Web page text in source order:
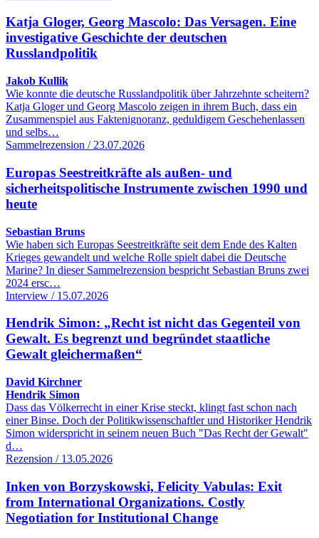
Katja Gloger, Georg Mascolo: Das Versagen. Eine
investigative Geschichte der deutschen
Russlandpolitik
Jakob Kullik
Wie konnte die deutsche Russlandpolitik über Jahrzehnte scheitern?
Katja Gloger und Georg Mascolo zeigen in ihrem Buch, dass ein
Zusammenspiel aus Faktenignoranz, geduldigem Geschehenlassen
und selbs…
Sammelrezension / 23.07.2026
Europas Seestreitkräfte als außen- und
sicherheitspolitische Instrumente zwischen 1990 und
heute
Sebastian Bruns
Wie haben sich Europas Seestreitkräfte seit dem Ende des Kalten
Krieges gewandelt und welche Rolle spielt dabei die Deutsche
Marine? In dieser Sammelrezension bespricht Sebastian Bruns zwei
2024 ersc…
Interview / 15.07.2026
Hendrik Simon: „Recht ist nicht das Gegenteil von
Gewalt. Es begrenzt und begründet staatliche
Gewalt gleichermaßen“
David Kirchner
Hendrik Simon
Dass das Völkerrecht in einer Krise steckt, klingt fast schon nach
einer Binse. Doch der Politikwissenschaftler und Historiker Hendrik
Simon widerspricht in seinem neuen Buch "Das Recht der Gewalt"
d…
Rezension / 13.05.2026
Inken von Borzyskowski, Felicity Vabulas: Exit
from International Organizations. Costly
Negotiation for Institutional Change